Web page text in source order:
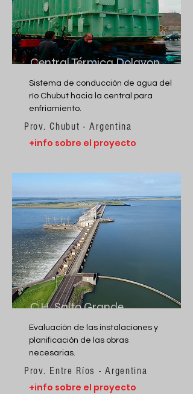
Central Térmica Dolavon
Sistema de conducción de agua del
río Chubut hacia la central para
enfriamiento.
Prov. Chubut - Argentina
+info sobre el proyecto
C.H. Salto Grande
Evaluación de las instalaciones y
planificación de las obras
necesarias.
Prov. Entre Ríos - Argentina
+info sobre el proyecto